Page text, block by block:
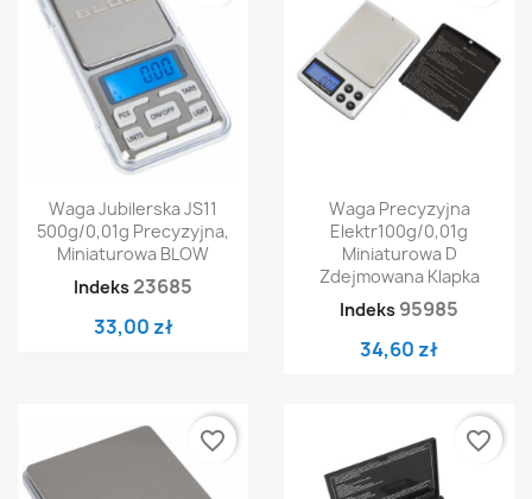
Waga Jubilerska JS11
500g/0,01g Precyzyjna,
Miniaturowa BLOW
Indeks 23685
33,00 zł
Waga Precyzyjna
Elektr100g/0,01g
Miniaturowa D
Zdejmowana Klapka
Indeks 95985
34,60 zł
favorite_border favorite_border